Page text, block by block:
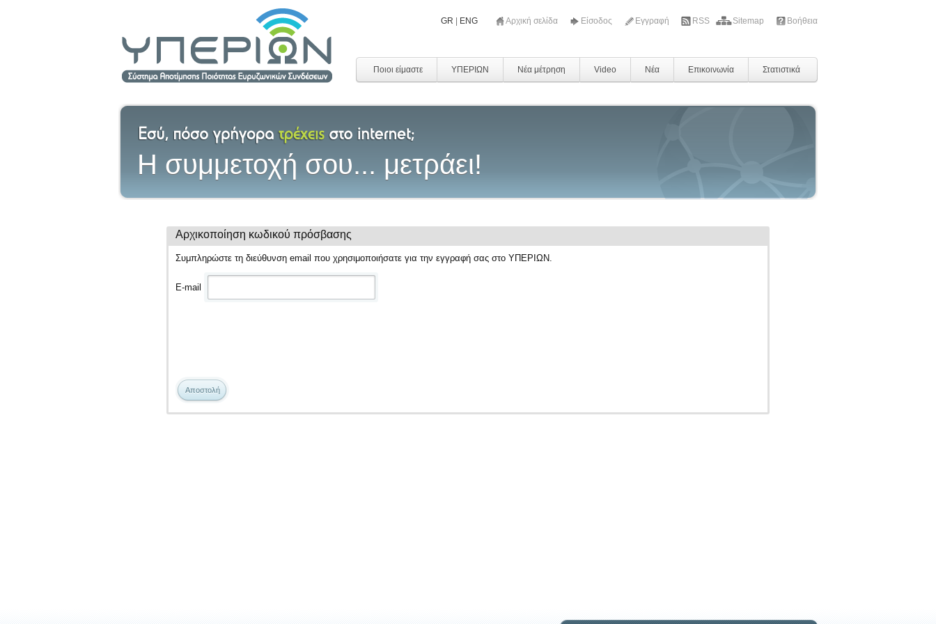
GR ENG Αρχική σελίδα Είσοδος Εγγραφή RSS Sitemap Βοήθεια
Ποιοι είμαστε ΥΠΕΡΙΩΝ Νέα μέτρηση Video Νέα Επικοινωνία Στατιστικά
H συμμετοχή σου... μετράει!
Αρχικοποίηση κωδικού πρόσβασης
Συμπληρώστε τη διεύθυνση email που χρησιμοποιήσατε για την εγγραφή σας στο ΥΠΕΡΙΩΝ.
E-mail